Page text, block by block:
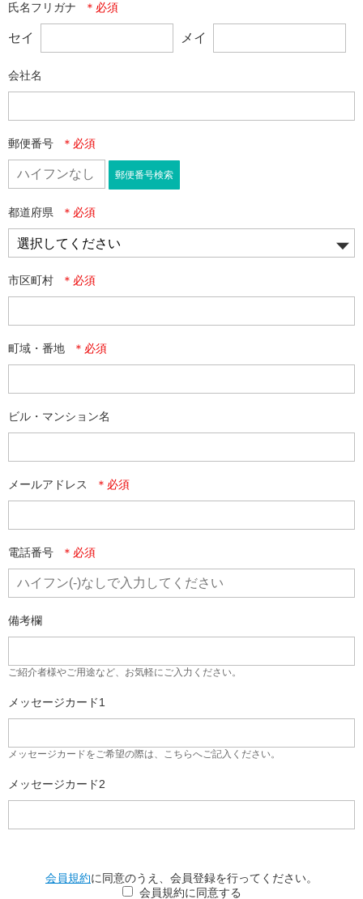
氏名フリガナ
セイ メイ
会社名
郵便番号
郵便番号検索
都道府県
市区町村
町域・番地
ビル・マンション名
メールアドレス
電話番号
備考欄
ご紹介者様やご用途など、お気軽にご入力ください。
メッセージカード1
メッセージカードをご希望の際は、こちらへご記入ください。
メッセージカード2
会員規約に同意のうえ、会員登録を行ってください。
会員規約に同意する